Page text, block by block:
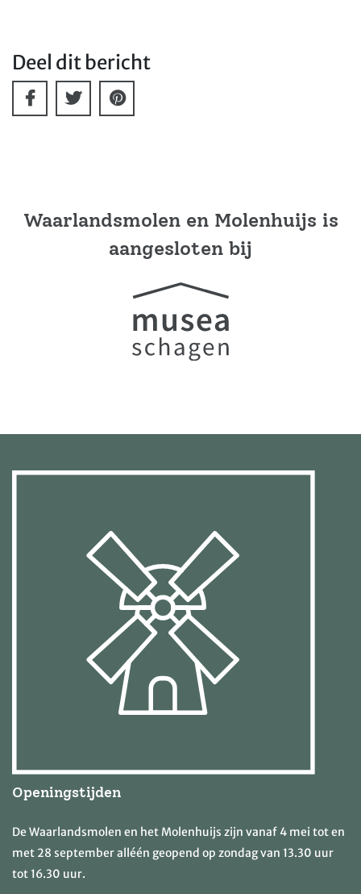
Deel dit bericht
Waarlandsmolen en Molenhuijs is
aangesloten bij
Openingstijden
De Waarlandsmolen en het Molenhuijs zijn vanaf 4 mei tot en
met 28 september alléén geopend op zondag van 13.30 uur
tot 16.30 uur.